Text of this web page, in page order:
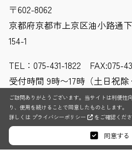
〒602-8062
京都府京都市上京区油小路通
154-1
TEL： 075-431-1822
FAX:075-
受付時間 9時〜17時（土日祝除
COPYRIGHT© 株式会社 三輝
ご訪問ありがとうございます。当サイトは利便性
り、使用を続けることで同意したものとします。
詳しくは プライバシーポリシー をご確認くだ
同意する